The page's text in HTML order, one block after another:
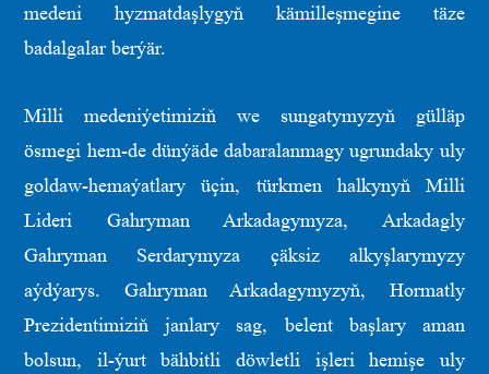
medeni hyzmatdaşlygyň kämilleşmegine täze
badalgalar berýär.
Milli medeniýetimiziň we sungatymyzyň gülläp
ösmegi hem-de dünýäde dabaralanmagy ugrundaky uly
goldaw-hemaýatlary üçin, türkmen halkynyň Milli
Lideri Gahryman Arkadagymyza, Arkadagly
Gahryman Serdarymyza çäksiz alkyşlarymyzy
aýdýarys. Gahryman Arkadagymyzyň, Hormatly
Prezidentimiziň janlary sag, belent başlary aman
bolsun, il-ýurt bähbitli döwletli işleri hemişe uly